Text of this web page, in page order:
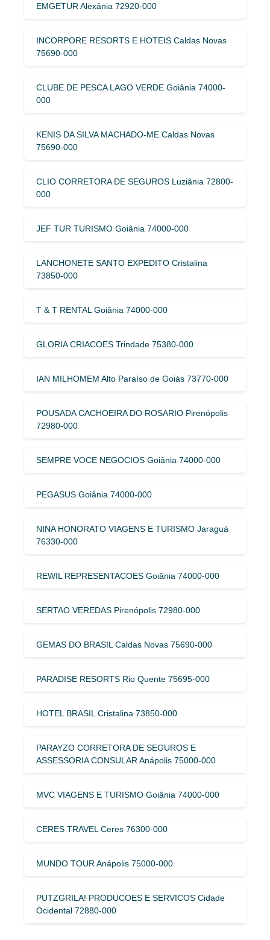
EMGETUR Alexânia 72920-000
INCORPORE RESORTS E HOTEIS Caldas Novas
75690-000
CLUBE DE PESCA LAGO VERDE Goiânia 74000-
000
KENIS DA SILVA MACHADO-ME Caldas Novas
75690-000
CLIO CORRETORA DE SEGUROS Luziânia 72800-
000
JEF TUR TURISMO Goiânia 74000-000
LANCHONETE SANTO EXPEDITO Cristalina
73850-000
T & T RENTAL Goiânia 74000-000
GLORIA CRIACOES Trindade 75380-000
IAN MILHOMEM Alto Paraíso de Goiás 73770-000
POUSADA CACHOEIRA DO ROSARIO Pirenópolis
72980-000
SEMPRE VOCE NEGOCIOS Goiânia 74000-000
PEGASUS Goiânia 74000-000
NINA HONORATO VIAGENS E TURISMO Jaraguá
76330-000
REWIL REPRESENTACOES Goiânia 74000-000
SERTAO VEREDAS Pirenópolis 72980-000
GEMAS DO BRASIL Caldas Novas 75690-000
PARADISE RESORTS Rio Quente 75695-000
HOTEL BRASIL Cristalina 73850-000
PARAYZO CORRETORA DE SEGUROS E
ASSESSORIA CONSULAR Anápolis 75000-000
MVC VIAGENS E TURISMO Goiânia 74000-000
CERES TRAVEL Ceres 76300-000
MUNDO TOUR Anápolis 75000-000
PUTZGRILA! PRODUCOES E SERVICOS Cidade
Ocidental 72880-000